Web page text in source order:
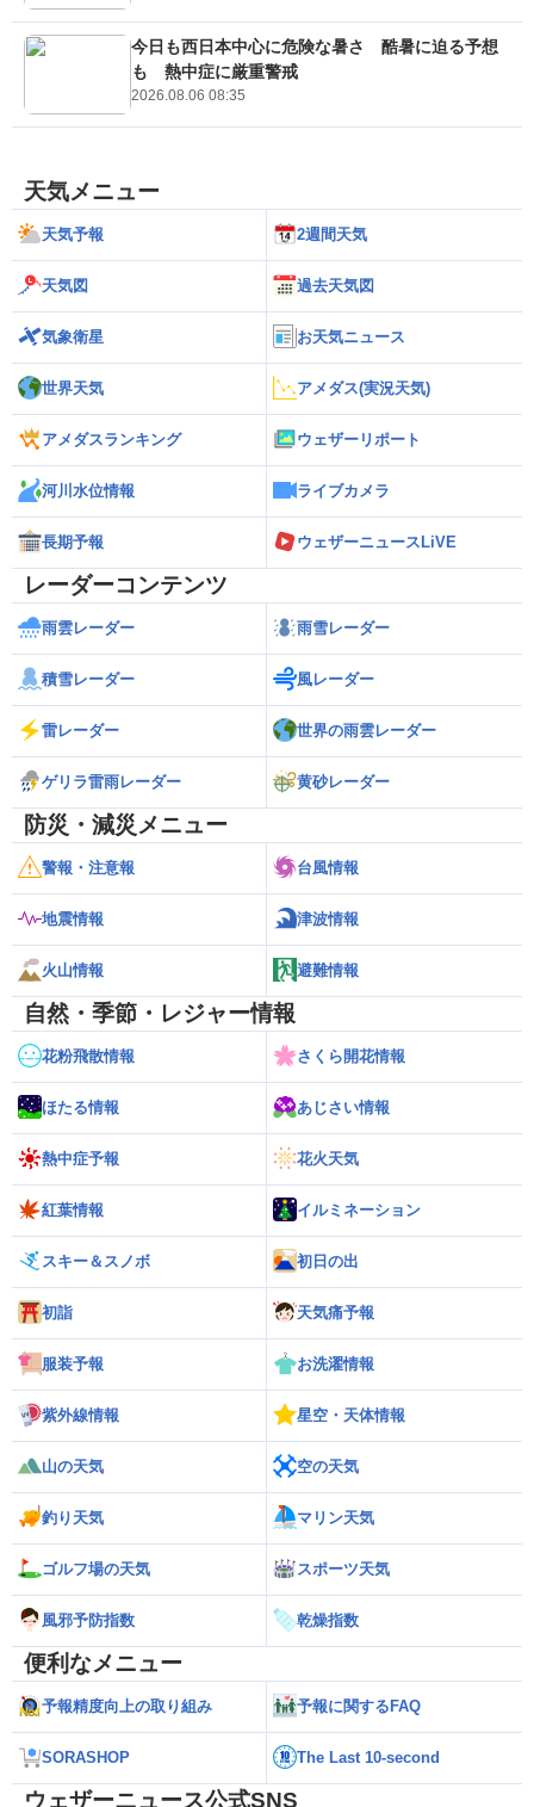
今日も西日本中心に危険な暑さ 酷暑に迫る予想
も 熱中症に厳重警戒
2026.08.06 08:35
天気メニュー
天気予報 2週間天気
天気図 過去天気図
気象衛星 お天気ニュース
世界天気 アメダス(実況天気)
アメダスランキング ウェザーリポート
河川水位情報 ライブカメラ
長期予報 ウェザーニュースLiVE
レーダーコンテンツ
雨雲レーダー 雨雪レーダー
積雪レーダー 風レーダー
雷レーダー 世界の雨雲レーダー
ゲリラ雷雨レーダー 黄砂レーダー
防災・減災メニュー
警報・注意報 台風情報
地震情報 津波情報
火山情報 避難情報
自然・季節・レジャー情報
花粉飛散情報 さくら開花情報
ほたる情報 あじさい情報
熱中症予報 花火天気
紅葉情報 イルミネーション
スキー＆スノボ 初日の出
初詣 天気痛予報
服装予報 お洗濯情報
紫外線情報 星空・天体情報
山の天気 空の天気
釣り天気 マリン天気
ゴルフ場の天気 スポーツ天気
風邪予防指数 乾燥指数
便利なメニュー
予報精度向上の取り組み 予報に関するFAQ
SORASHOP The Last 10-second
ウェザーニュース公式SNS